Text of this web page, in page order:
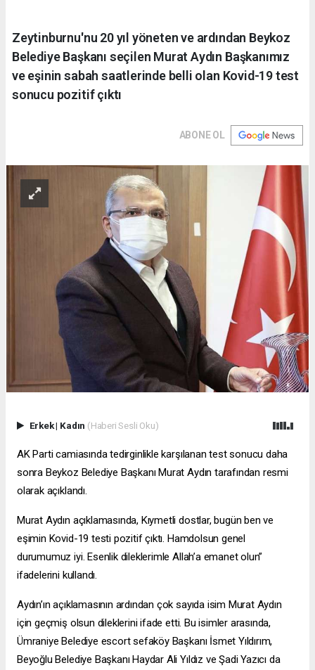
Zeytinburnu'nu 20 yıl yöneten ve ardından Beykoz
Belediye Başkanı seçilen Murat Aydın Başkanımız
ve eşinin sabah saatlerinde belli olan Kovid-19 test
sonucu pozitif çıktı
ABONE OL
Erkek| Kadın (Haberi Sesli Oku)
AK Parti camiasında tedirginlikle karşılanan test sonucu daha
sonra Beykoz Belediye Başkanı Murat Aydın tarafından resmi
olarak açıklandı.
Murat Aydın açıklamasında, Kıymetli dostlar, bugün ben ve
eşimin Kovid-19 testi pozitif çıktı. Hamdolsun genel
durumumuz iyi. Esenlik dileklerimle Allah’a emanet olun”
ifadelerini kullandı.
Aydın’ın açıklamasının ardından çok sayıda isim Murat Aydın
için geçmiş olsun dileklerini ifade etti. Bu isimler arasında,
Ümraniye Belediye escort sefaköyBaşkanı İsmet Yıldırım,
Beyoğlu Belediye Başkanı Haydar Ali Yıldız ve Şadi Yazıcı da